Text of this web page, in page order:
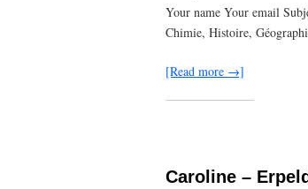
Your name Your email
Chimie, Histoire,
[Read more →]
Caroline –